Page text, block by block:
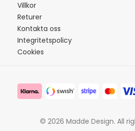
Villkor
Returer
Kontakta oss
Integritetspolicy
Cookies
© 2026 Madde Design. All